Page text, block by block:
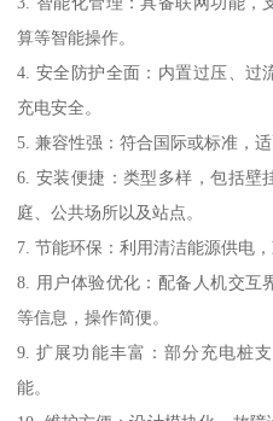
算等智能操作。
4. 安全防护全面：内置过压、过
充电安全。
5. 兼容性强：符合国际或标准，
6. 安装便捷：类型多样，包括壁
庭、公共场所以及站点。
7. 节能环保：利用清洁能源供电
8. 用户体验优化：配备人机交互
等信息，操作简便。
9. 扩展功能丰富：部分充电桩
能。